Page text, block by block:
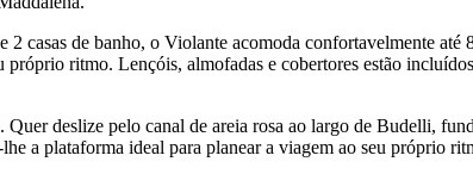
2 casas de banho, o Violante acomoda confortavelmente
próprio ritmo. Lençóis, almofadas e cobertores estão
deslize pelo canal de areia rosa ao largo de Budelli,
a plataforma ideal para planear a viagem ao seu próprio